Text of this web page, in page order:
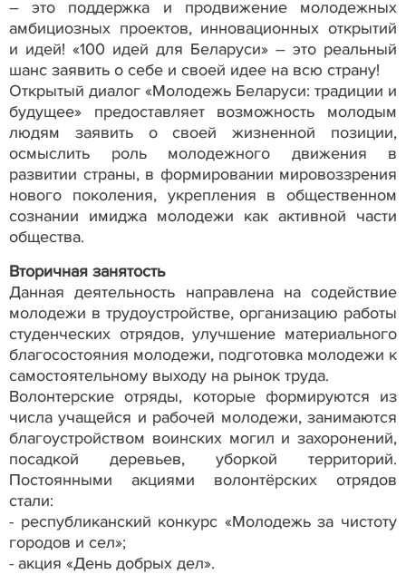
– это поддержка и продвижение молодежных
амбициозных проектов, инновационных открытий
и идей! «100 идей для Беларуси» – это реальный
шанс заявить о себе и своей идее на всю страну!
Открытый диалог «Молодежь Беларуси: традиции и
будущее» предоставляет возможность молодым
людям заявить о своей жизненной позиции,
осмыслить роль молодежного движения в
развитии страны, в формировании мировоззрения
нового поколения, укрепления в общественном
сознании имиджа молодежи как активной части
общества.
Вторичная занятость
Данная деятельность направлена на содействие
молодежи в трудоустройстве, организацию работы
студенческих отрядов, улучшение материального
благосостояния молодежи, подготовка молодежи к
самостоятельному выходу на рынок труда.
Волонтерские отряды, которые формируются из
числа учащейся и рабочей молодежи, занимаются
благоустройством воинских могил и захоронений,
посадкой деревьев, уборкой территорий.
Постоянными акциями волонтёрских отрядов
стали:
- республиканский конкурс «Молодежь за чистоту
городов и сел»;
- акция «День добрых дел».